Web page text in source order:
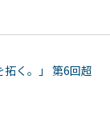
拓く。」 第6回超